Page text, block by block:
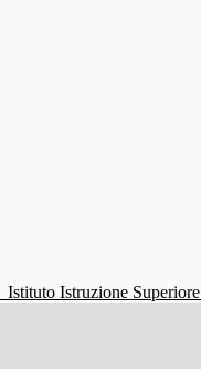
Istituto Istruzione Superiore